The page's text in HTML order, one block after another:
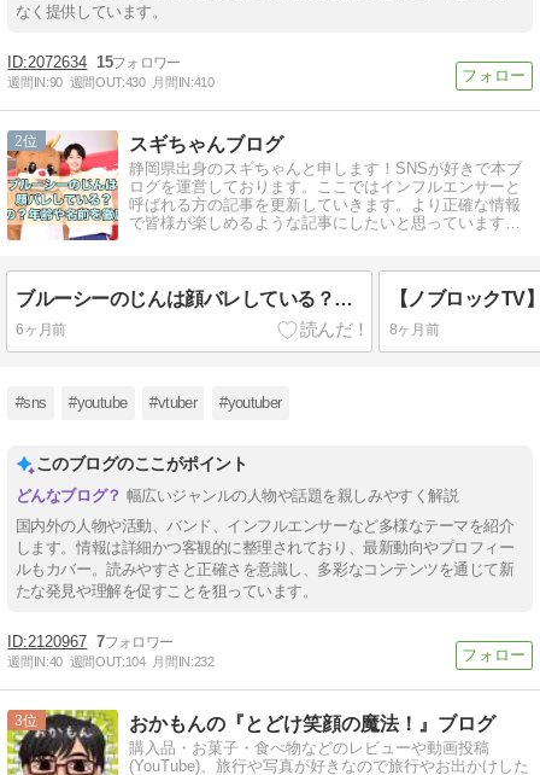
なく提供しています。
2072634 15
週間IN:90 週間OUT:430 月間IN:410
2 スギちゃんブログ
静岡県出身のスギちゃんと申します！SNSが好きで本ブ
ログを運営しております。ここではインフルエンサーと
呼ばれる方の記事を更新していきます。より正確な情報
で皆様が楽しめるような記事にしたいと思っていますの
ブルーシーのじんは顔バレしている？何者なの？年齢や名前を徹底解析！
6ヶ月前 8ヶ月前
#sns #youtube #vtuber #youtuber
このブログのここがポイント
幅広いジャンルの人物や話題を親しみやすく解説
国内外の人物や活動、バンド、インフルエンサーなど多様なテーマを紹介
します。情報は詳細かつ客観的に整理されており、最新動向やプロフィー
ルもカバー。読みやすさと正確さを意識し、多彩なコンテンツを通じて新
たな発見や理解を促すことを狙っています。
2120967 7
週間IN:40 週間OUT:104 月間IN:232
3 おかもんの『とどけ笑顔の魔法！』ブログ
購入品・お菓子・食べ物などのレビューや動画投稿
(YouTube)、旅行や写真が好きなので旅行やお出かけした